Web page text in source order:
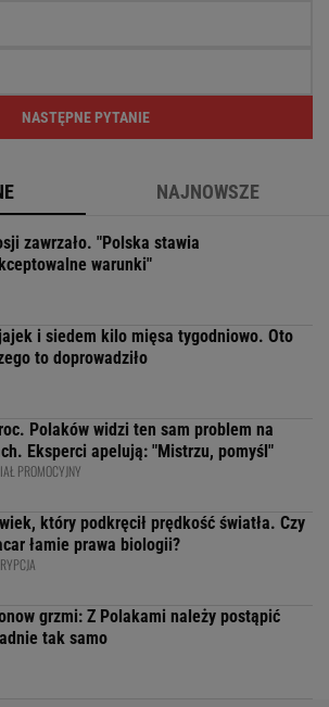
NASTĘPNE PYTANIE
NAJNOWSZE
zawrzało. "Polska stawia
warunki"
i siedem kilo mięsa tygodniowo. Oto
to doprowadziło
Polaków widzi ten sam problem na
Eksperci apelują: "Mistrzu, pomyśl"
PROMOCYJNY
który podkręcił prędkość światła. Czy
łamie prawa biologii?
grzmi: Z Polakami należy postąpić
tak samo